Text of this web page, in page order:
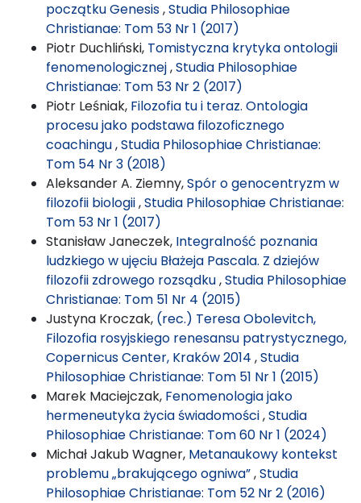
początku Genesis,Studia Philosophiae
Christianae: Tom 53 Nr 1 (2017)
Piotr Duchliński, Tomistyczna krytyka ontologii
fenomenologicznej,Studia Philosophiae
Christianae: Tom 53 Nr 2 (2017)
Piotr Leśniak, Filozofia tu i teraz. Ontologia
procesu jako podstawa filozoficznego
coachingu,Studia Philosophiae Christianae:
Tom 54 Nr 3 (2018)
Aleksander A. Ziemny,Spór o genocentryzm w
filozofii biologii,Studia Philosophiae Christianae:
Tom 53 Nr 1 (2017)
Stanisław Janeczek, Integralność poznania
ludzkiego w ujęciu Błażeja Pascala. Z dziejów
filozofii zdrowego rozsądku,Studia Philosophiae
Christianae: Tom 51 Nr 4 (2015)
Justyna Kroczak, (rec.) Teresa Obolevitch,
Filozofia rosyjskiego renesansu patrystycznego,
Copernicus Center, Kraków 2014 ,Studia
Philosophiae Christianae: Tom 51 Nr 1 (2015)
Marek Maciejczak, Fenomenologia jako
hermeneutyka życia świadomości,Studia
Philosophiae Christianae: Tom 60 Nr 1 (2024)
Michał Jakub Wagner, Metanaukowy kontekst
problemu „brakującego ogniwa”,Studia
Philosophiae Christianae: Tom 52 Nr 2 (2016)